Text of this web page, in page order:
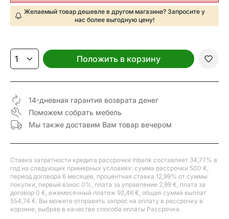
Желаемый товар дешевле в другом магазине? Запросите у
нас более выгодную цену!
Положить в корзину
14-дневная гарантия возврата денег
Поможем собрать мебель
Мы также доставим Вам товар вечером
Ставка затратности кредита рассрочки Inbank составляет 34,77% в
год на следующих примерных условиях: сумма рассрочки 500 €,
период договора 6 месяцев, процентная ставка 12,99% от суммы
покупки, первый взнос 0%, плата за управление 2,99 €, плата за
договор 0 €, ежемесячный платеж 92,46 €, общая сумма выплат
554,74 €. Вы можете отправить запрос на оплату в рассрочку в
корзине, выбрав в качестве способа оплаты Рассрочка.